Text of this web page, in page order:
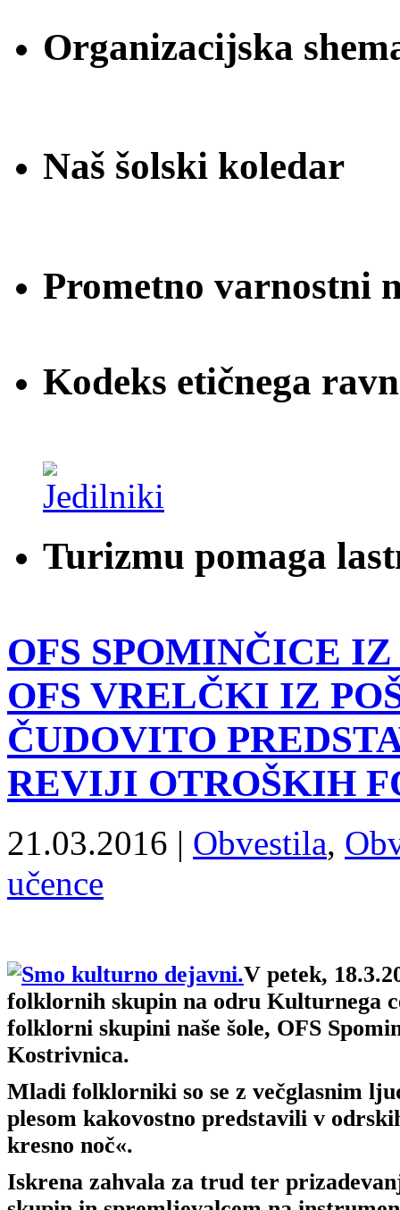
Organizacijska
Naš šolski koledar
Prometno varnostni
Kodeks etičnega
Turizmu pomaga
OFS SPOMINČICE
OFS VRELČKI IZ
ČUDOVITO
REVIJI OTROŠKIH
21.03.2016 | Obvestila,
učence
V petek,
folklornih skupin na odru Kulturnega
folklorni skupini naše šole, OFS
Kostrivnica.
Mladi folklorniki so se z večglasnim
plesom kakovostno predstavili v
kresno noč«.
Iskrena zahvala za trud ter